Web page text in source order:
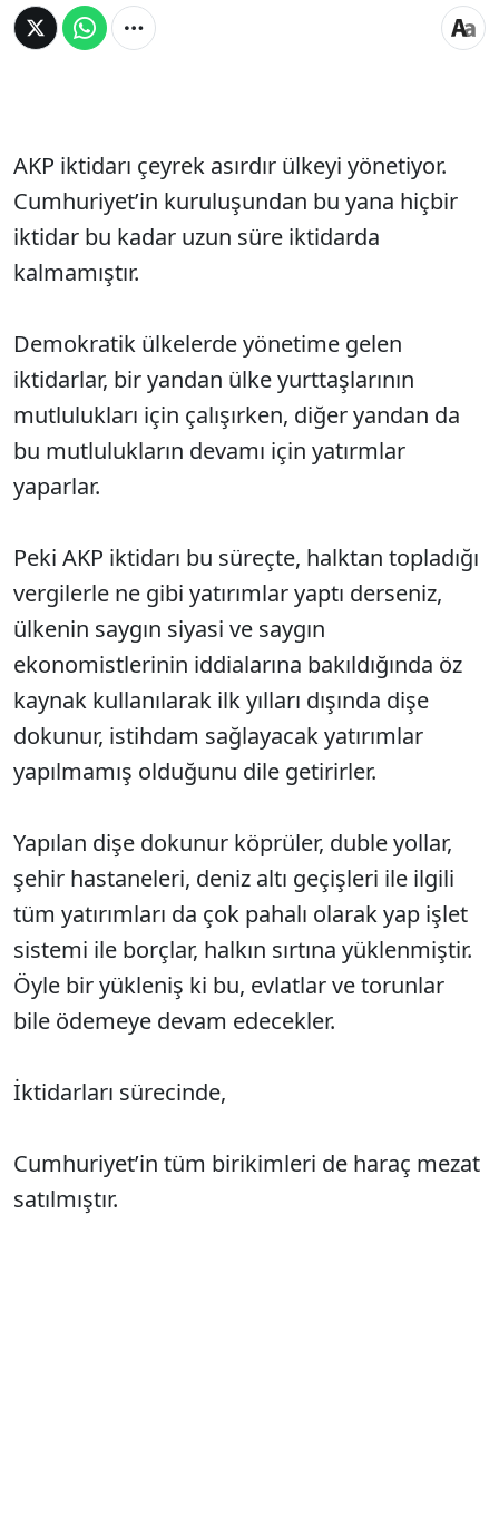
AKP iktidarı çeyrek asırdır ülkeyi yönetiyor.
Cumhuriyet’in kuruluşundan bu yana hiçbir
iktidar bu kadar uzun süre iktidarda
kalmamıştır.
Demokratik ülkelerde yönetime gelen
iktidarlar, bir yandan ülke yurttaşlarının
mutlulukları için çalışırken, diğer yandan da
bu mutlulukların devamı için yatırmlar
yaparlar.
Peki AKP iktidarı bu süreçte, halktan topladığı
vergilerle ne gibi yatırımlar yaptı derseniz,
ülkenin saygın siyasi ve saygın
ekonomistlerinin iddialarına bakıldığında öz
kaynak kullanılarak ilk yılları dışında dişe
dokunur, istihdam sağlayacak yatırımlar
yapılmamış olduğunu dile getirirler.
Yapılan dişe dokunur köprüler, duble yollar,
şehir hastaneleri, deniz altı geçişleri ile ilgili
tüm yatırımları da çok pahalı olarak yap işlet
sistemi ile borçlar, halkın sırtına yüklenmiştir.
Öyle bir yükleniş ki bu, evlatlar ve torunlar
bile ödemeye devam edecekler.
İktidarları sürecinde,
Cumhuriyet’in tüm birikimleri de haraç mezat
satılmıştır.